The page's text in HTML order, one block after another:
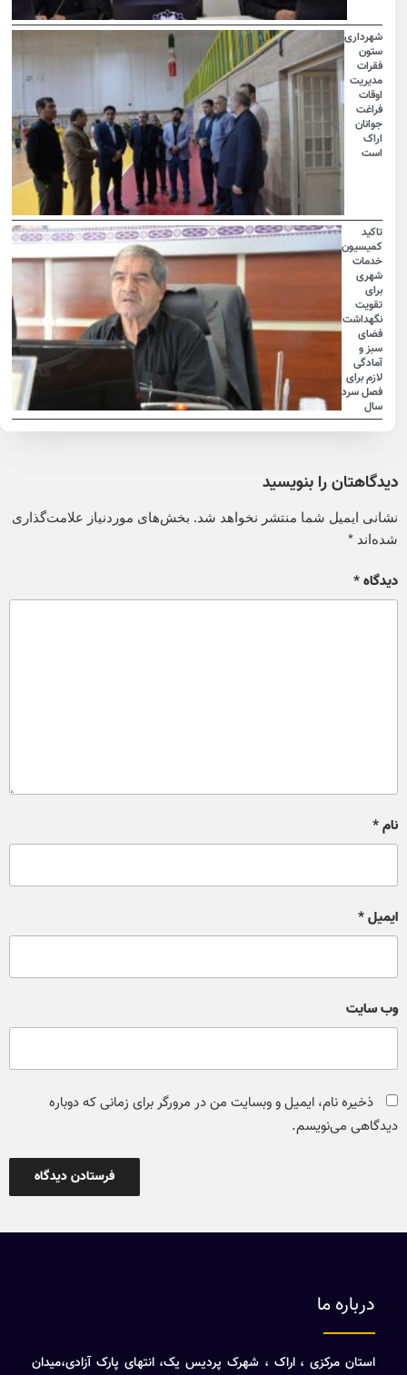
شهرداری
ستون
فقرات
مدیریت
اوقات
فراغت
جوانان
اراک
است
تاکید
کمیسیون
خدمات
شهری
برای
تقویت
نگهداشت
فضای
سبز و
آمادگی
لازم برای
فصل سرد
سال
دیدگاهتان را بنویسید
نشانی ایمیل شما منتشر نخواهد شد. بخش‌های موردنیاز علامت‌گذاری
شده‌اند*
دیدگاه*
نام*
ایمیل*
وب‌ سایت
ذخیره نام، ایمیل و وبسایت من در مرورگر برای زمانی که دوباره
دیدگاهی می‌نویسم.
درباره ما
استان مرکزی ، اراک ، شهرک پردیس یک، انتهای پارک آزادی،میدان